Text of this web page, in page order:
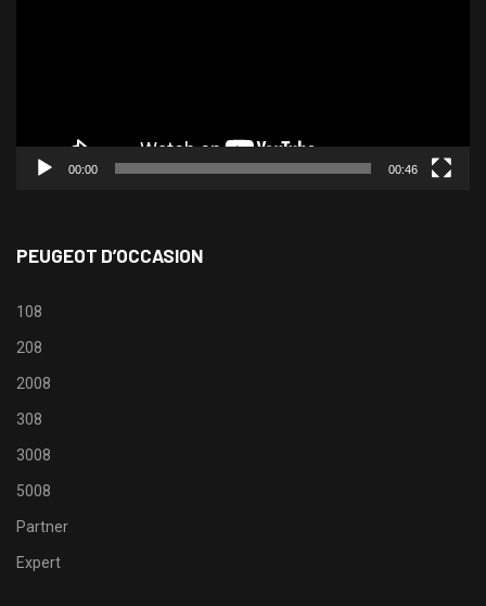
00:00 00:46
PEUGEOT D’OCCASION
108
208
2008
308
3008
5008
Partner
Expert